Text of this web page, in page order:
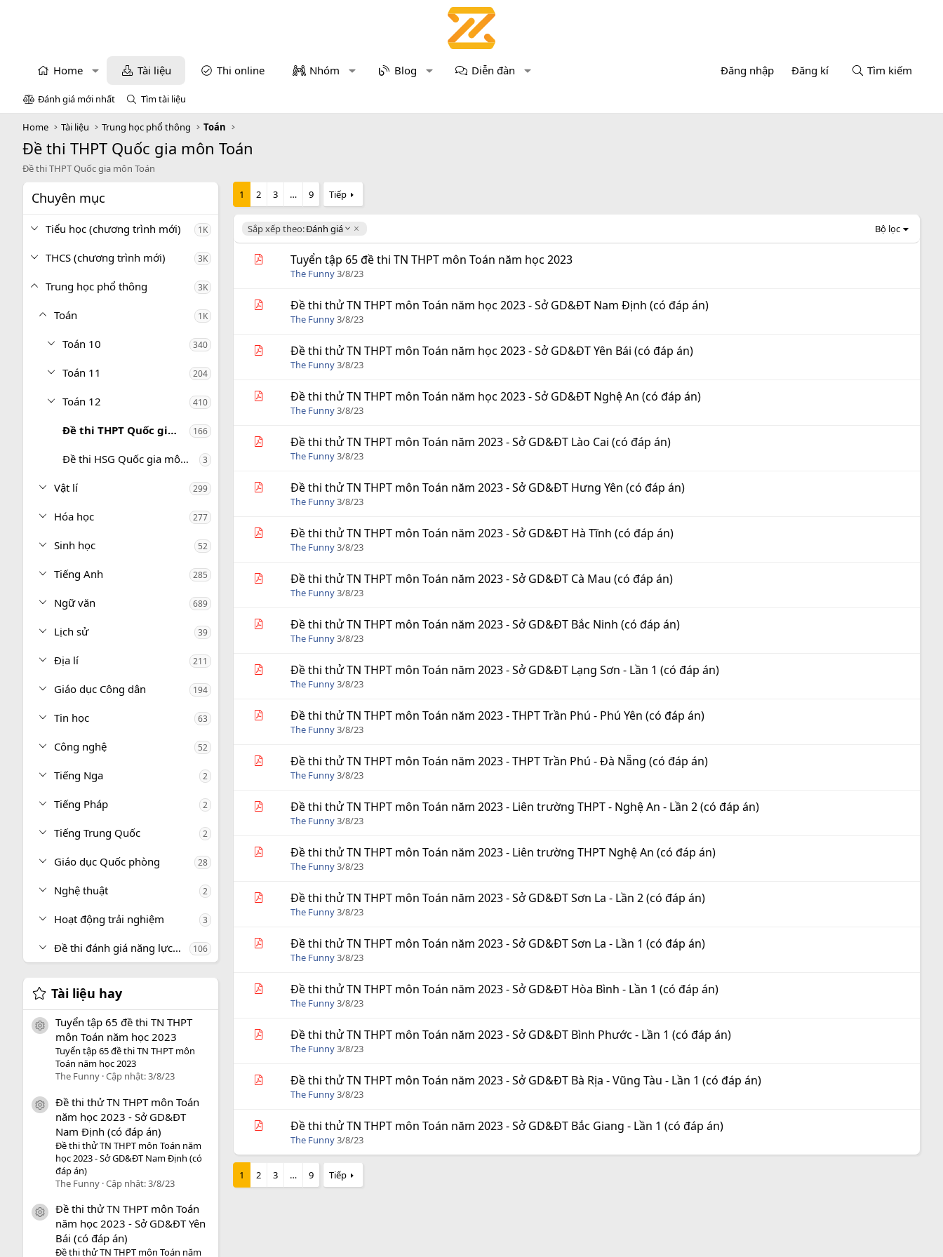
Home Tài liệu Thi online Nhóm Blog Diễn đàn Đăng nhập Đăng kí Tìm kiếm
Đánh giá mới nhất Tìm tài liệu
Home Tài liệu Trung học phổ thông Toán
Đề thi THPT Quốc gia môn Toán
Đề thi THPT Quốc gia môn Toán
Chuyên mục
Tiểu học (chương trình mới) 1K
THCS (chương trình mới) 3K
Trung học phổ thông 3K
Toán 1K
Toán 10 340
Toán 11 204
Toán 12 410
Đề thi THPT Quốc gia môn Toán 166
Đề thi HSG Quốc gia môn Toán 3
Vật lí 299
Hóa học 277
Sinh học 52
Tiếng Anh 285
Ngữ văn 689
Lịch sử 39
Địa lí 211
Giáo dục Công dân 194
Tin học 63
Công nghệ 52
Tiếng Nga 2
Tiếng Pháp 2
Tiếng Trung Quốc 2
Giáo dục Quốc phòng 28
Nghệ thuật 2
Hoạt động trải nghiệm 3
Đề thi đánh giá năng lực, tư duy 106
Tài liệu hay
icon tài liệu
Tuyển tập 65 đề thi TN THPT
môn Toán năm học 2023
Tuyển tập 65 đề thi TN THPT môn
Toán năm học 2023
The Funny Cập nhật:3/8/23
icon tài liệu
Đề thi thử TN THPT môn Toán
năm học 2023 - Sở GD&ĐT
Nam Định (có đáp án)
Đề thi thử TN THPT môn Toán năm
học 2023 - Sở GD&ĐT Nam Định (có
đáp án)
The Funny Cập nhật:3/8/23
icon tài liệu
Đề thi thử TN THPT môn Toán
năm học 2023 - Sở GD&ĐT Yên
Bái (có đáp án)
Đề thi thử TN THPT môn Toán năm
1 2 3 … 9 Tiếp
Sắp xếp theo:Đánh giá
D
e
Bộ lọc
Tuyển tập 65 đề thi TN THPT môn Toán năm học 2023
The Funny3/8/23
Đề thi thử TN THPT môn Toán năm học 2023 - Sở GD&ĐT Nam Định (có đáp án)
The Funny3/8/23
Đề thi thử TN THPT môn Toán năm học 2023 - Sở GD&ĐT Yên Bái (có đáp án)
The Funny3/8/23
Đề thi thử TN THPT môn Toán năm học 2023 - Sở GD&ĐT Nghệ An (có đáp án)
The Funny3/8/23
Đề thi thử TN THPT môn Toán năm 2023 - Sở GD&ĐT Lào Cai (có đáp án)
The Funny3/8/23
Đề thi thử TN THPT môn Toán năm 2023 - Sở GD&ĐT Hưng Yên (có đáp án)
The Funny3/8/23
Đề thi thử TN THPT môn Toán năm 2023 - Sở GD&ĐT Hà Tĩnh (có đáp án)
The Funny3/8/23
Đề thi thử TN THPT môn Toán năm 2023 - Sở GD&ĐT Cà Mau (có đáp án)
The Funny3/8/23
Đề thi thử TN THPT môn Toán năm 2023 - Sở GD&ĐT Bắc Ninh (có đáp án)
The Funny3/8/23
Đề thi thử TN THPT môn Toán năm 2023 - Sở GD&ĐT Lạng Sơn - Lần 1 (có đáp án)
The Funny3/8/23
Đề thi thử TN THPT môn Toán năm 2023 - THPT Trần Phú - Phú Yên (có đáp án)
The Funny3/8/23
Đề thi thử TN THPT môn Toán năm 2023 - THPT Trần Phú - Đà Nẵng (có đáp án)
The Funny3/8/23
Đề thi thử TN THPT môn Toán năm 2023 - Liên trường THPT - Nghệ An - Lần 2 (có đáp án)
The Funny3/8/23
Đề thi thử TN THPT môn Toán năm 2023 - Liên trường THPT Nghệ An (có đáp án)
The Funny3/8/23
Đề thi thử TN THPT môn Toán năm 2023 - Sở GD&ĐT Sơn La - Lần 2 (có đáp án)
The Funny3/8/23
Đề thi thử TN THPT môn Toán năm 2023 - Sở GD&ĐT Sơn La - Lần 1 (có đáp án)
The Funny3/8/23
Đề thi thử TN THPT môn Toán năm 2023 - Sở GD&ĐT Hòa Bình - Lần 1 (có đáp án)
The Funny3/8/23
Đề thi thử TN THPT môn Toán năm 2023 - Sở GD&ĐT Bình Phước - Lần 1 (có đáp án)
The Funny3/8/23
Đề thi thử TN THPT môn Toán năm 2023 - Sở GD&ĐT Bà Rịa - Vũng Tàu - Lần 1 (có đáp án)
The Funny3/8/23
Đề thi thử TN THPT môn Toán năm 2023 - Sở GD&ĐT Bắc Giang - Lần 1 (có đáp án)
The Funny3/8/23
1 2 3 … 9 Tiếp